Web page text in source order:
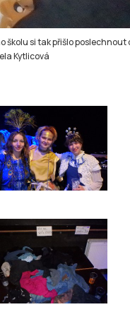
školu si tak přišlo
Kytlicová